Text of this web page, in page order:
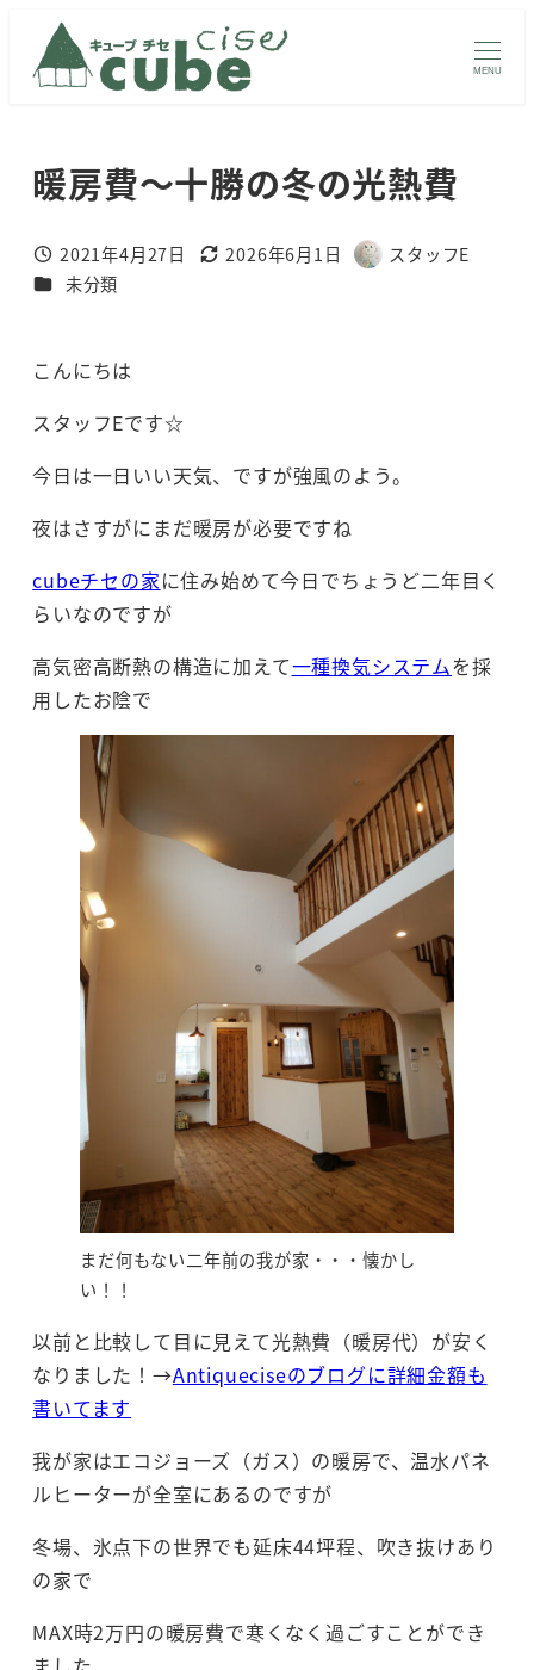
MENU
暖房費～十勝の冬の光熱費
投稿日
2021年4月27日
更新日
2026年6月1日
著
スタッフE
カテゴリー
未分類
こんにちは
スタッフEです☆
今日は一日いい天気、ですが強風のよう。
夜はさすがにまだ暖房が必要ですね
cubeチセの家に住み始めて今日でちょうど二年目く
らいなのですが
高気密高断熱の構造に加えて一種換気システムを採
用したお陰で
まだ何もない二年前の我が家・・・懐かし
い！！
以前と比較して目に見えて光熱費（暖房代）が安く
なりました！→Antiqueciseのブログに詳細金額も
書いてます
我が家はエコジョーズ（ガス）の暖房で、温水パネ
ルヒーターが全室にあるのですが
冬場、氷点下の世界でも延床44坪程、吹き抜けあり
の家で
MAX時2万円の暖房費で寒くなく過ごすことができ